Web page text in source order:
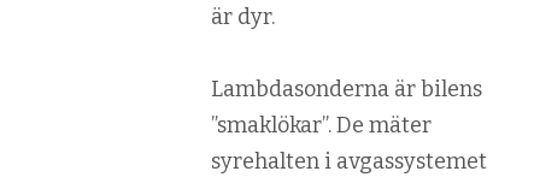
är dyr.
Lambdasonderna är bilens
”smaklökar”. De mäter
syrehalten i avgassystemet